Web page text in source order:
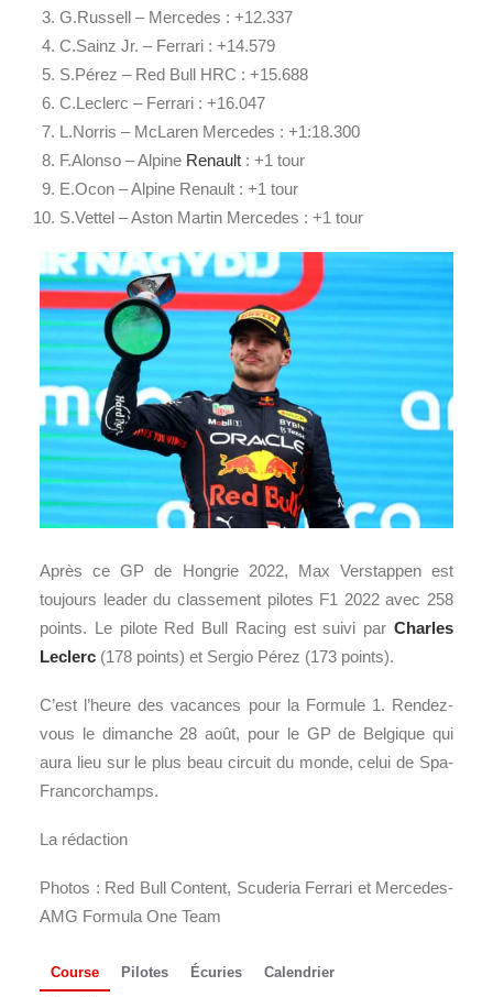
G.Russell – Mercedes : +12.337
C.Sainz Jr. – Ferrari : +14.579
S.Pérez – Red Bull HRC : +15.688
C.Leclerc – Ferrari : +16.047
L.Norris – McLaren Mercedes : +1:18.300
F.Alonso – Alpine Renault : +1 tour
E.Ocon – Alpine Renault : +1 tour
S.Vettel – Aston Martin Mercedes : +1 tour
Après ce GP de Hongrie 2022, Max Verstappen est
toujours leader du classement pilotes F1 2022 avec 258
points. Le pilote Red Bull Racing est suivi par Charles
Leclerc (178 points) et Sergio Pérez (173 points).
C’est l’heure des vacances pour la Formule 1. Rendez-
vous le dimanche 28 août, pour le GP de Belgique qui
aura lieu sur le plus beau circuit du monde, celui de Spa-
Francorchamps.
La rédaction
Photos : Red Bull Content, Scuderia Ferrari et Mercedes-
AMG Formula One Team
Course Pilotes Écuries Calendrier